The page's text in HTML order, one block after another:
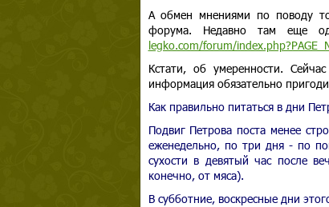
А обмен мнениями по поводу
форума. Недавно там еще
legko.com/forum/
Кстати, об умеренности.
информация обязательно
Как правильно питаться в дни
Подвиг Петрова поста менее
еженедельно, по три дня - по
сухости в девятый час после
конечно, от мяса).
В субботние, воскресные дни